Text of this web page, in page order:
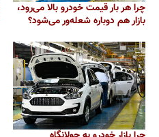
چرا هر بار قیمت خودرو بالا می‌رود،
بازار هم دوباره شعله‌ور می‌شود؟